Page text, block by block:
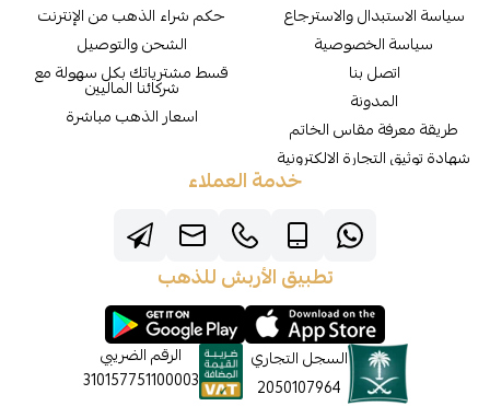
سياسة الاستبدال والاسترجاع
سياسة الخصوصية
اتصل بنا
المدونة
طريقة معرفة مقاس الخاتم
شهادة توثيق التجارة الالكترونية
حكم شراء الذهب من الإنترنت
الشحن والتوصيل
قسط مشترياتك بكل سهولة مع
شركائنا الماليين
اسعار الذهب مباشرة
خدمة العملاء
تطبيق الأربش للذهب
السجل التجاري
2050107964
الرقم الضريبي
310157751100003